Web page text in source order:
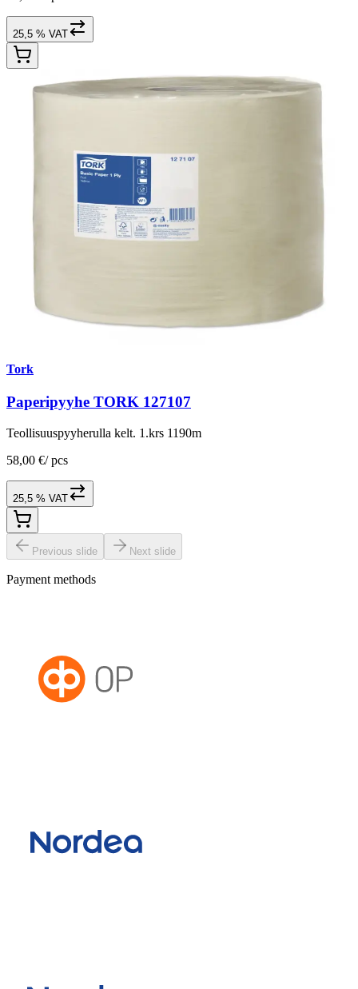
25,5 % VAT
Tork
Paperipyyhe TORK 127107
Teollisuuspyyherulla kelt. 1.krs 1190m
58,00 €/ pcs
25,5 % VAT
Previous slide Next slide
Payment methods